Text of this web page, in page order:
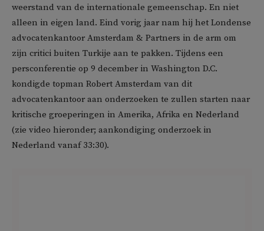
weerstand van de internationale gemeenschap. En niet
alleen in eigen land. Eind vorig jaar nam hij het Londense
advocatenkantoor Amsterdam & Partners in de arm om
zijn critici buiten Turkije aan te pakken. Tijdens een
persconferentie op 9 december in Washington D.C.
kondigde topman Robert Amsterdam van dit
advocatenkantoor aan onderzoeken te zullen starten naar
kritische groeperingen in Amerika, Afrika en Nederland
(zie video hieronder; aankondiging onderzoek in
Nederland vanaf 33:30).